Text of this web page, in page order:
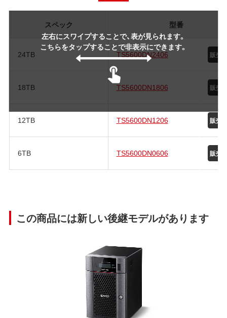
左右にスワイプすることで、表が見られます。
こちらをタップすることで非表示にできます。
スペック 型番
24TB TS5600DN2406
18TB TS5600DN1806
12TB TS5600DN1206
6TB TS5600DN0606
この商品には新しい後継モデルがあります